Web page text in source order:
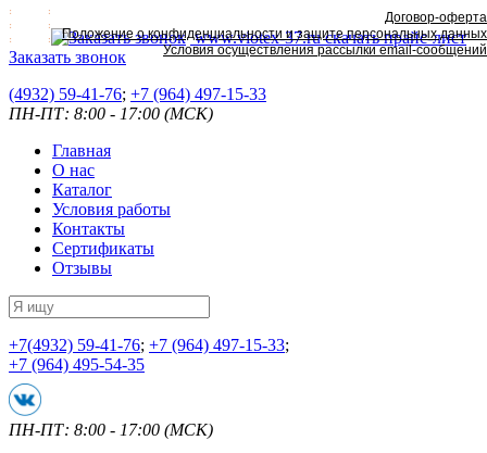
www.viotex-37.ruскачать прайс-лист
Заказать звонок
(4932) 59-41-76; +7 (964) 497-15-33
ПН-ПТ: 8:00 - 17:00 (МСК)
Главная
О нас
Каталог
Условия работы
Контакты
Сертификаты
Отзывы
+7(4932) 59-41-76; +7 (964) 497-15-33;
+7 (964) 495-54-35
ПН-ПТ: 8:00 - 17:00 (МСК)
Договор-оферта
Положение о конфиденциальности и защите персональных данных
Условия осуществления рассылки email-сообщений